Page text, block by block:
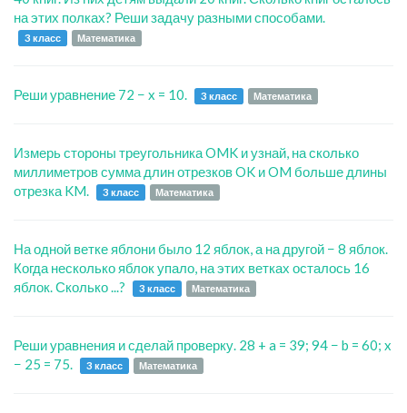
на этих полках? Реши задачу разными способами.
3 класс Математика
Реши уравнение 72 − x = 10. 3 класс Математика
Измерь стороны треугольника OMK и узнай, на сколько
миллиметров сумма длин отрезков OK и OM больше длины
отрезка KM.
3 класс Математика
На одной ветке яблони было 12 яблок, а на другой − 8 яблок.
Когда несколько яблок упало, на этих ветках осталось 16
яблок. Сколько ...?
3 класс Математика
Реши уравнения и сделай проверку. 28 + a = 39; 94 − b = 60; x
− 25 = 75.
3 класс Математика